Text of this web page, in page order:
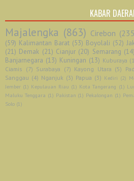
KABAR
Majalengka (863) Cirebon
(59) Kalimantan Barat (53) Boyolali (52)
(21) Demak (21) Cianjur (20) Semarang (14)
Banjarnegara (13) Kuningan (13) Kuburaya
Ciamis (7) Surabaya (7) Kayong Utara (5)
Sanggau (4) Nganjuk (3) Papua (3) Kediri (2)
Jember (1) Kepulauan Riau (1) Kota Tangerang (1)
Maluku Tenggara (1) Pakistan (1) Pekalongan (1)
Solo (1)